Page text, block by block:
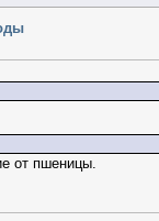
от пшеницы.